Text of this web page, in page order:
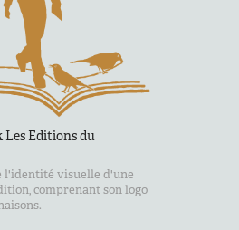
Les Editions du
l'identité visuelle d'une
comprenant son logo